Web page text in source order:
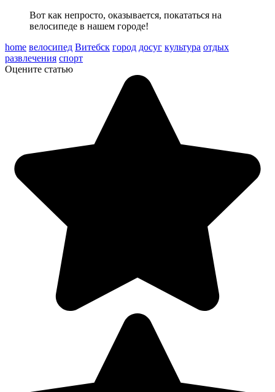
Вот как непросто, оказывается, покататься на
велосипеде в нашем городе!
home велосипед Витебск город досуг культура отдых
развлечения спорт
Оцените статью